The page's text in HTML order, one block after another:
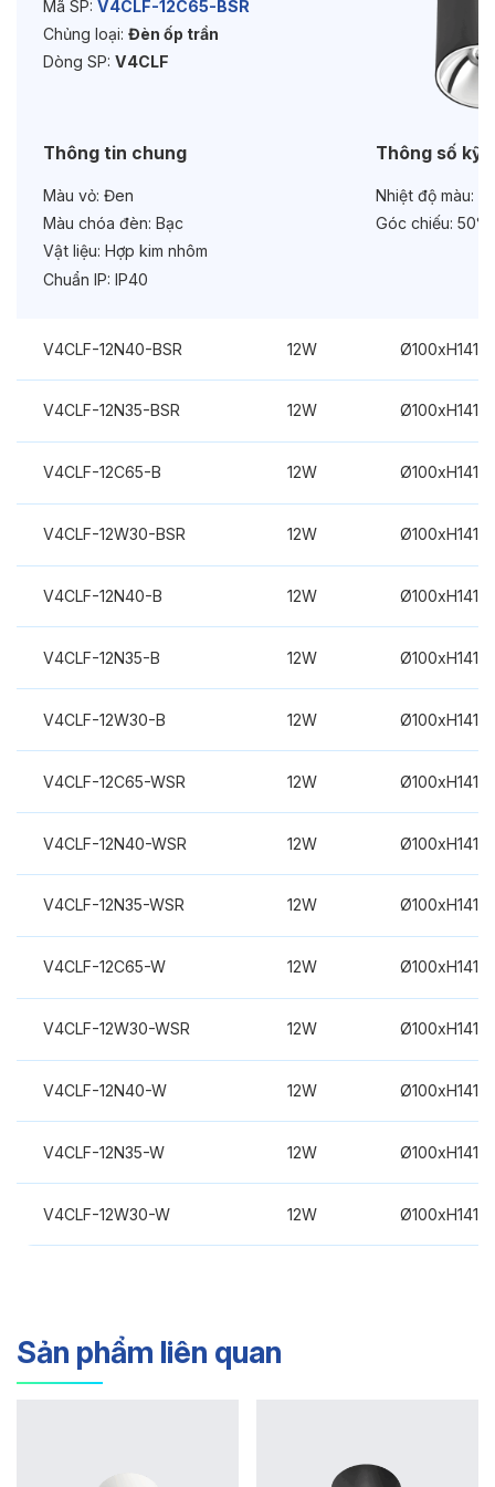
Bảo hành:3 năm
Chức năng: On/Off
Mã SP: V4CLF-12C65-BSR
Chủng loại: Đèn ốp trần
Dòng SP: V4CLF
Thông tin chung
Màu vỏ: Đen
Màu chóa đèn: Bạc
Vật liệu: Hợp kim nhôm
Chuẩn IP: IP40
Thông số kỹ
Nhiệt độ màu:
Góc chiếu: 50°
V4CLF-12N40-BSR 12W
V4CLF-12N35-BSR 12W
V4CLF-12C65-B 12W
V4CLF-12W30-BSR 12W
V4CLF-12N40-B 12W
V4CLF-12N35-B 12W
V4CLF-12W30-B 12W
V4CLF-12C65-WSR 12W
V4CLF-12N40-WSR 12W
V4CLF-12N35-WSR 12W
V4CLF-12C65-W 12W
V4CLF-12W30-WSR 12W
V4CLF-12N40-W 12W
V4CLF-12N35-W 12W
V4CLF-12W30-W 12W
Sản phẩm liên quan